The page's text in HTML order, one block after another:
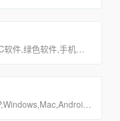
大眼仔旭网站提供各类PC软件,绿色软件,手机游戏,安卓APP,汉化软件,软件教程,坚持每天更新大量软件及视频教[…]
软件,下载,正版,应用,APP,Windows,Mac,Android,iOS,iPhone,手机,科技,限时[…]